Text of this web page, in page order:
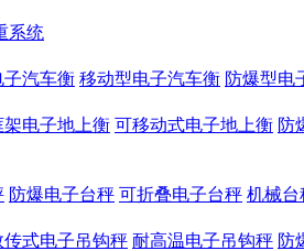
系统
子汽车衡 移动型电子汽车衡 防爆型电
架电子地上衡 可移动式电子地上衡 防
防爆电子台秤 可折叠电子台秤 机械台
传式电子吊钩秤 耐高温电子吊钩秤 防